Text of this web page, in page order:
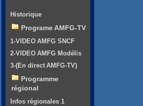
Historique
Programe AMFG-TV
1-VIDEO AMFG SNCF
2-VIDEO AMFG Modélis
3-(En direct AMFG-TV)
Programme
régional
Infos régionales 1